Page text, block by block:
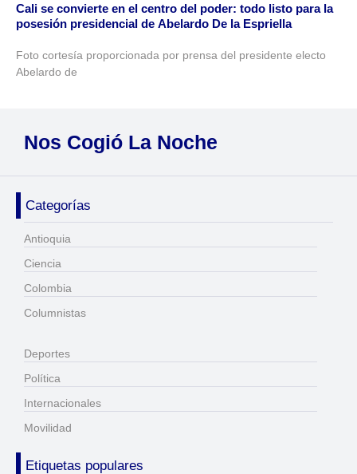
Cali se convierte en el centro del poder: todo listo para la
posesión presidencial de Abelardo De la Espriella
Foto cortesía proporcionada por prensa del presidente electo
Abelardo de
Nos Cogió La Noche
Categorías
Antioquia
Ciencia
Colombia
Columnistas
Deportes
Política
Internacionales
Movilidad
Etiquetas populares